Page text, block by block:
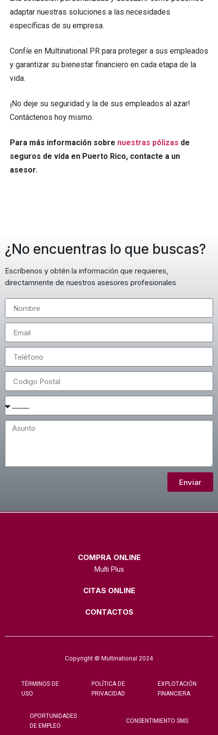
adaptar nuestras soluciones a las necesidades
específicas de su empresa.
Confíe en Multinational PR para proteger a sus empleados
y garantizar su bienestar financiero en cada etapa de la
vida.
¡No deje su seguridad y la de sus empleados al azar!
Contáctenos hoy mismo.
Para más información sobre nuestras pólizas de
seguros de vida en Puerto Rico, contacte a un
asesor.
¿No encuentras lo que buscas?
Escríbenos y obtén la información que requieres,
directamnente de nuestros asesores profesionales
Enviar
COMPRA ONLINE
Multi Plus
CITAS ONLINE
CONTACTOS
Copyright © Multinational 2024
TÉRMINOS DE
USO
POLÍTICA DE
PRIVACIDAD
EXPLOTACIÓN
FINANCIERA
OPORTUNIDADES
DE EMPLEO
CONSENTIMIENTO SMS